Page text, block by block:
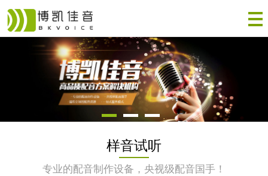
样音试听
专业的配音制作设备，央视级配音国手！